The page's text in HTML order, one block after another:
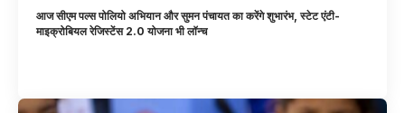
आज सीएम पल्स पोलियो अभियान और सुमन पंचायत का करेंगे शुभारंभ, स्टेट एंटी-
माइक्रोबियल रेजिस्टेंस 2.0 योजना भी लॉन्च